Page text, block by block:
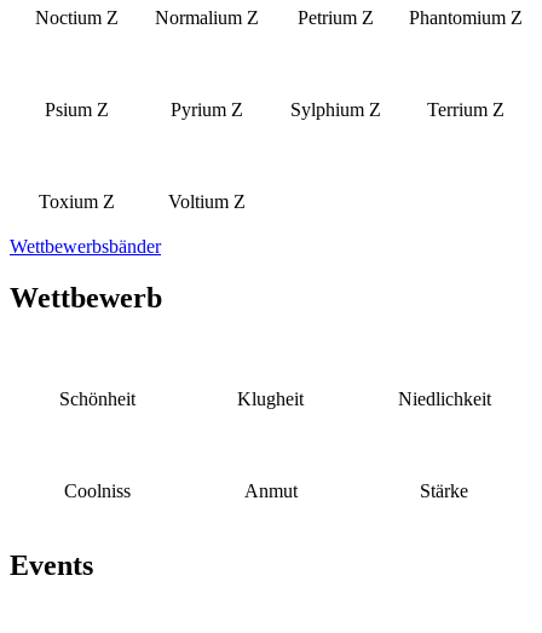
Noctium Z Normalium Z Petrium Z Phantomium Z
Psium Z Pyrium Z Sylphium Z Terrium Z
Toxium Z Voltium Z
Wettbewerbsbänder
Wettbewerb
Schönheit Klugheit Niedlichkeit
Coolniss Anmut Stärke
Events